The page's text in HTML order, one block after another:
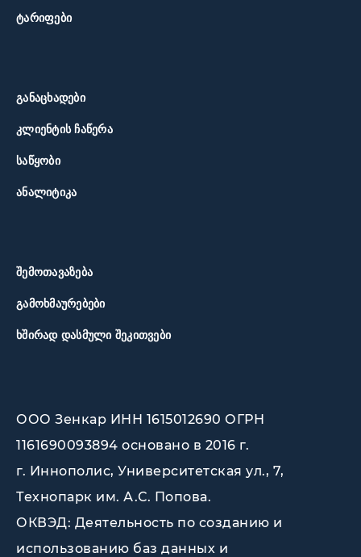
ᲢᲐᲠᲘᲤᲔᲑᲘ
ᲒᲐᲜᲐᲪᲮᲐᲓᲔᲑᲘ
ᲙᲚᲘᲔᲜᲢᲘᲡ ᲩᲐᲬᲔᲠᲐ
ᲡᲐᲬᲧᲝᲑᲘ
ᲐᲜᲐᲚᲘᲢᲘᲙᲐ
ᲨᲔᲛᲝᲗᲐᲕᲐᲖᲔᲑᲐ
ᲒᲐᲛᲝᲮᲛᲐᲣᲠᲔᲑᲔᲑᲘ
ᲮᲨᲘᲠᲐᲓ ᲓᲐᲡᲛᲣᲚᲘ ᲨᲔᲙᲘᲗᲕᲔᲑᲘ
ООО Зенкар ИНН 1615012690 ОГРН
1161690093894 основано в 2016 г.
г. Иннополис, Университетская ул., 7,
Технопарк им. А.С. Попова.
ОКВЭД: Деятельность по созданию и
использованию баз данных и